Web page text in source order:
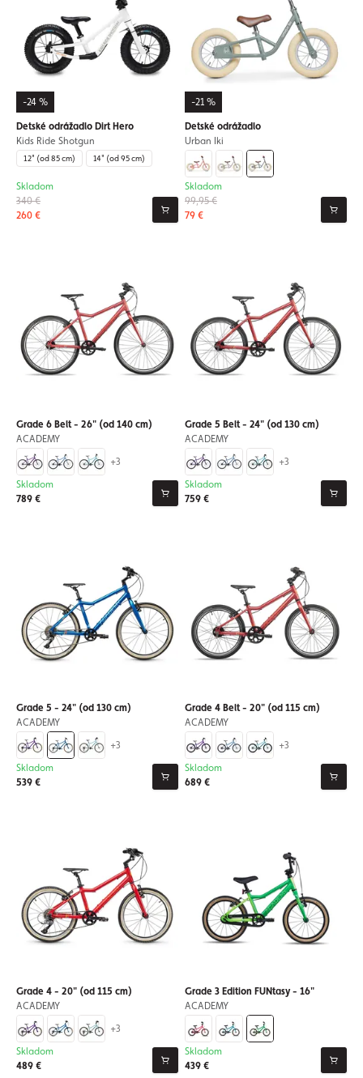
-24 %
Detské odrážadlo Dirt Hero
Kids Ride Shotgun
12" (od 85 cm) 14" (od 95 cm)
340 €
260 €
Skladom
-21 %
Detské odrážadlo
Urban Iki
99,95 €
79 €
Skladom
Grade 6 Belt - 26" (od 140 cm)
ACADEMY
+3
789 €
Skladom
Grade 5 Belt - 24" (od 130 cm)
ACADEMY
+3
759 €
Skladom
Grade 5 - 24" (od 130 cm)
ACADEMY
+3
539 €
Skladom
Grade 4 Belt - 20" (od 115 cm)
ACADEMY
+3
689 €
Skladom
Grade 4 - 20" (od 115 cm)
ACADEMY
+3
489 €
Skladom
Grade 3 Edition FUNtasy - 16"
ACADEMY
439 €
Skladom